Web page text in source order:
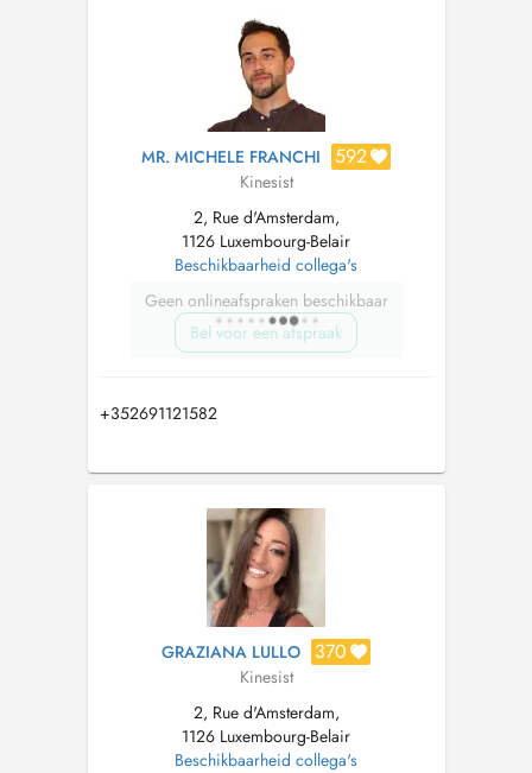
Thérapie Manuelle - L'épaule, pratique fondée
sur les preuves - Prise en s...
MR. MICHELE FRANCHI 592
Kinesist
2, Rue d'Amsterdam,
1126 Luxembourg-Belair
Beschikbaarheid collega's
Geen onlineafspraken beschikbaar
Bel voor een afspraak
+352691121582
GRAZIANA LULLO 370
Kinesist
2, Rue d'Amsterdam,
1126 Luxembourg-Belair
Beschikbaarheid collega's